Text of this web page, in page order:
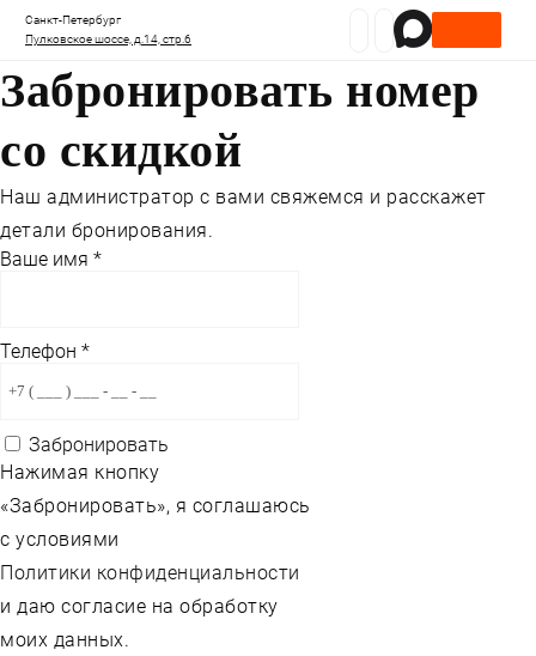
Санкт-Петербург
Пулковское шоссе, д.14, стр.6
Забронировать номер
со скидкой
Наш администратор с вами свяжемся и расскажет
детали бронирования.
Ваше имя *
Телефон *
Забронировать
Нажимая кнопку
«Забронировать», я соглашаюсь
с условиями
Политики конфиденциальности
и даю согласие на обработку
моих данных.